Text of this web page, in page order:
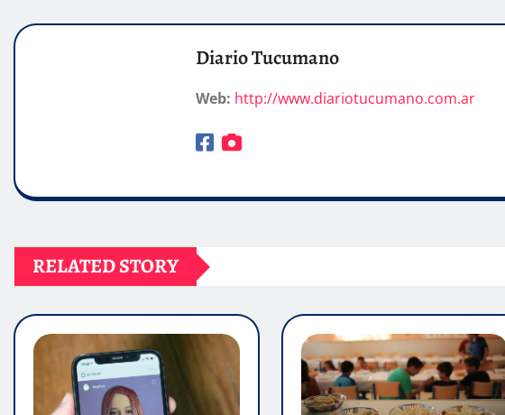
Diario Tucumano
Web: http://www.diariotucumano.com.ar
RELATED STORY